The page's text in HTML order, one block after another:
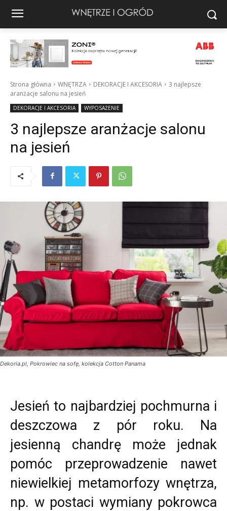
Strona główna WNĘTRZA DEKORACJE I AKCESORIA
3 najlepsze
aranżacje salonu na jesień
DEKORACJE I AKCESORIA WYPOSAŻENIE
3 najlepsze aranżacje salonu
na jesień
Dekoria.pl, Pokrowiec na sofę, kolekcja Cotton Panama
Jesień to najbardziej pochmurna i
deszczowa z pór roku. Na
jesienną chandrę może jednak
pomóc przeprowadzenie nawet
niewielkiej metamorfozy wnętrza,
np. w postaci wymiany pokrowca